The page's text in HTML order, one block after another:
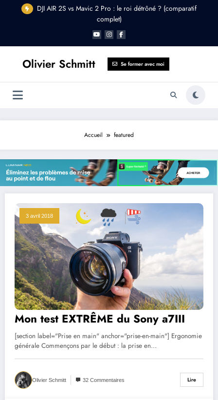
DJI AIR 2S vs Mavic 2 Pro : le roi détrôné ? (comparatif
complet)
DJI Osmo Pocket 2 : Est-il fait pour vous ?
Olivier Schmitt Se former avec moi
Accueil featured
3 avril 2018
Mon test EXTRÊME du Sony a7III
[section label="Prise en main" anchor="prise-en-main"] Ergonomie
générale Commençons par le début : la prise en…
Olivier Schmitt 32 Commentaires Lire